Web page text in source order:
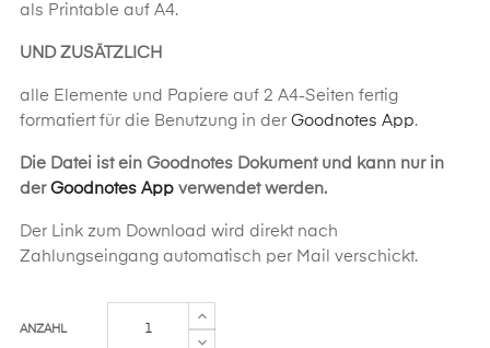
als Printable auf A4.
UND ZUSÄTZLICH
alle Elemente und Papiere auf 2 A4-Seiten fertig
formatiert für die Benutzung in der Goodnotes App.
Die Datei ist ein Goodnotes Dokument und kann nur in
der Goodnotes App verwendet werden.
Der Link zum Download wird direkt nach
Zahlungseingang automatisch per Mail verschickt.
ANZAHL